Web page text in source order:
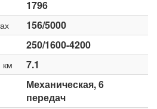
1796
156/5000
250/1600-4200
км
7.1
Механическая, 6
передач